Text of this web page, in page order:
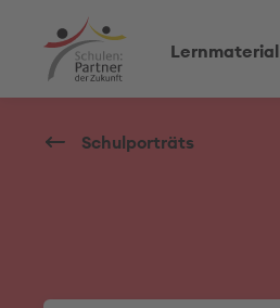
Lernmaterial
Schulporträts